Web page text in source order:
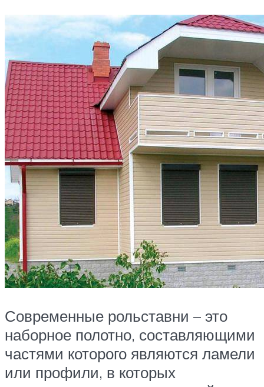
Современные рольставни – это
наборное полотно, составляющими
частями которого являются ламели
или профили, в которых